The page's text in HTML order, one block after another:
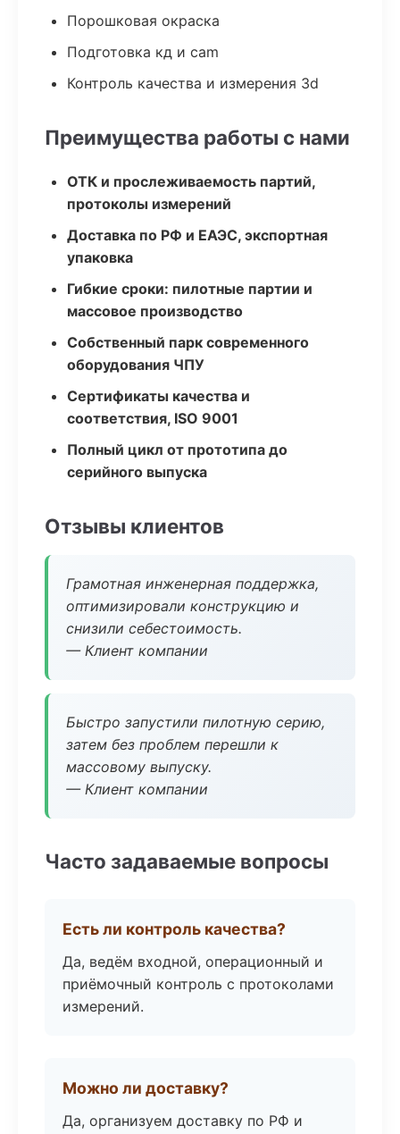
Порошковая окраска
Подготовка кд и cam
Контроль качества и измерения 3d
Преимущества работы с нами
ОТК и прослеживаемость партий,
протоколы измерений
Доставка по РФ и ЕАЭС, экспортная
упаковка
Гибкие сроки: пилотные партии и
массовое производство
Собственный парк современного
оборудования ЧПУ
Сертификаты качества и
соответствия, ISO 9001
Полный цикл от прототипа до
серийного выпуска
Отзывы клиентов
Грамотная инженерная поддержка,
оптимизировали конструкцию и
снизили себестоимость.
— Клиент компании
Быстро запустили пилотную серию,
затем без проблем перешли к
массовому выпуску.
— Клиент компании
Часто задаваемые вопросы
Есть ли контроль качества?
Да, ведём входной, операционный и
приёмочный контроль с протоколами
измерений.
Можно ли доставку?
Да, организуем доставку по РФ и